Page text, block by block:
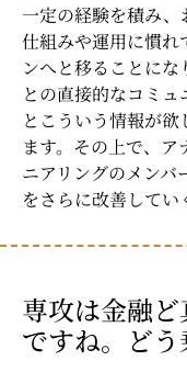
一定の経験を積み、
仕組みや運用に慣れ
ンへと移ることにな
との直接的なコミ
とこういう情報が
ます。その上で、
ニアリングのメンバ
をさらに改善してい
専攻は金融
ですね。ど